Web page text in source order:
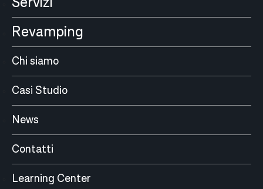
Revamping
Chi siamo
Casi Studio
News
Contatti
Learning Center